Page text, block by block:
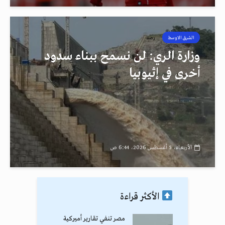
الشرق الاوسط رصد
وزارة الري: لن نسمح ببناء سدود
أخرى في إثيوبيا
الأربعاء، 5 أغسطس 2026، 6:44 ص
الأكثر قراءة
مصر تنفي تقارير أميركية